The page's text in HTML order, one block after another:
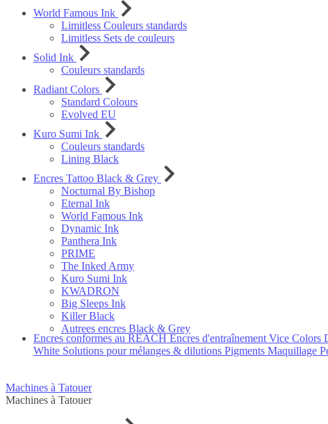
World Famous Ink
Limitless Couleurs standards
Limitless Sets de couleurs
Solid Ink
Couleurs standards
Radiant Colors
Standard Colours
Evolved EU
Kuro Sumi Ink
Couleurs standards
Lining Black
Encres Tattoo Black & Grey
Nocturnal By Bishop
Eternal Ink
World Famous Ink
Dynamic Ink
Panthera Ink
PRIME
The Inked Army
Kuro Sumi Ink
KWADRON
Big Sleeps Ink
Killer Black
Autrees encres Black & Grey
Encres conformes au REACH Encres d'entraînement Vice Colors
White Solutions pour mélanges & dilutions Pigments Maquillage
Machines à Tatouer
Machines à Tatouer